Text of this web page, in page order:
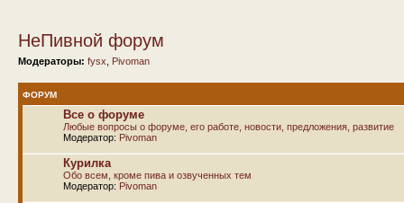
НеПивной форум
Модераторы: fysx Pivoman
ФОРУМ
Все о форуме
Любые вопросы о форуме, его работе, новости, предложения, развитие
Модератор: Pivoman
Курилка
Обо всем, кроме пива и озвученных тем
Модератор: Pivoman